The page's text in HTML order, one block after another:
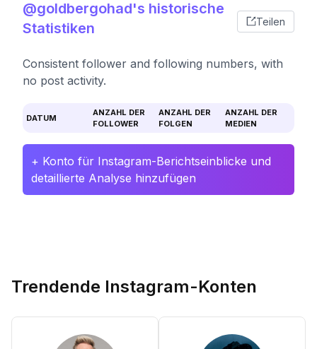
@goldbergohad's historische
Statistiken
Teilen
Consistent follower and following numbers, with
no post activity.
DATUM
ANZAHL DER
FOLLOWER
ANZAHL DER
FOLGEN
ANZAHL DER
MEDIEN
+ Konto für Instagram-Berichtseinblicke und
detaillierte Analyse hinzufügen
Trendende Instagram-Konten